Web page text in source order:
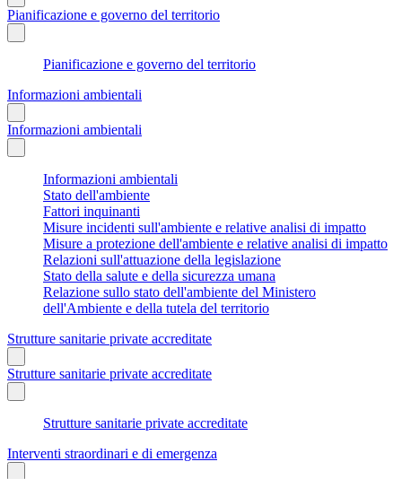
Pianificazione e governo del territorio
Pianificazione e governo del territorio
Informazioni ambientali
Informazioni ambientali
Informazioni ambientali
Stato dell'ambiente
Fattori inquinanti
Misure incidenti sull'ambiente e relative analisi di impatto
Misure a protezione dell'ambiente e relative analisi di impatto
Relazioni sull'attuazione della legislazione
Stato della salute e della sicurezza umana
Relazione sullo stato dell'ambiente del Ministero
dell'Ambiente e della tutela del territorio
Strutture sanitarie private accreditate
Strutture sanitarie private accreditate
Strutture sanitarie private accreditate
Interventi straordinari e di emergenza